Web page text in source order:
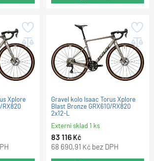
Xplore
RX820
Gravel kolo Isaac Torus Xplore
Blast Bronze GRX610/RX820
2x12-L
Externí sklad 1 ks
83 116 Kč
68 690,91 Kč bez DPH